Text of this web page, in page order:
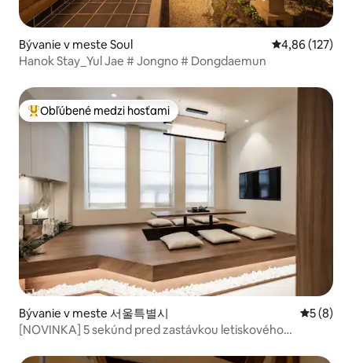
Bývanie v meste Soul Priemerné
4,86 (127)
Hanok Stay_Yul Jae # Jongno # Dongdaemun
Najobľúbenejšie medzi hosťami
Obľúbené medzi hosťami
Bývanie v meste 서울특별시
5 (8)
[NOVINKA] 5 sekúnd pred zastávkou letiskového
Jongno 5-ga / 2 minúty od trhu Gwangjang /